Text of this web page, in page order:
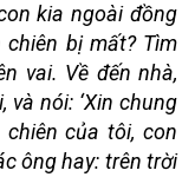
kia ngoài đồng
bị mất? Tìm
vai. Về đến nhà,
và nói: ‘Xin chung
của tôi, con
ông hay: trên trời